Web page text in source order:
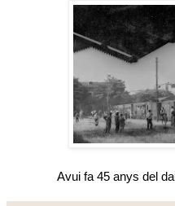
Avui fa 45 anys del